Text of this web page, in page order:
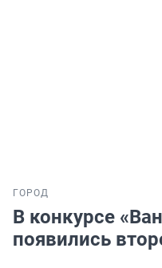
ГОРОД
В конкурсе
появились